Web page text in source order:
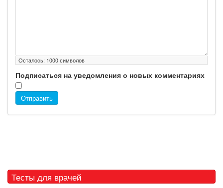
Осталось: 1000символов
Подписаться на уведомления о новых комментариях
Отправить
Тесты для врачей